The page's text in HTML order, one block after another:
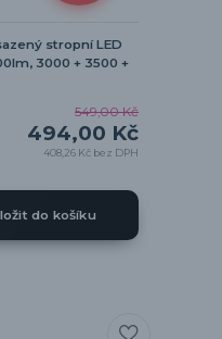
stropní LED
3000 + 3500 +
549,00 Kč
494,00 Kč
408,26 Kč bez DPH
do košíku